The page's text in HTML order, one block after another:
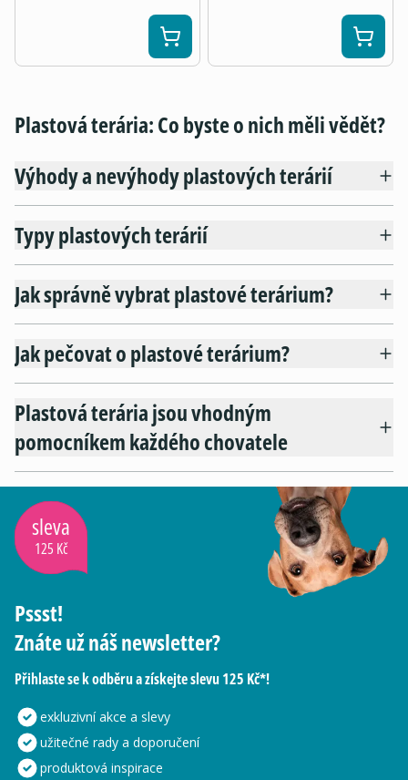
Plastová terária: Co byste o nich měli vědět?
Výhody a nevýhody plastových terárií
Typy plastových terárií
Jak správně vybrat plastové terárium?
Jak pečovat o plastové terárium?
Plastová terária jsou vhodným
pomocníkem každého chovatele
sleva
125 Kč
Pssst!
Znáte už náš newsletter?
Přihlaste se k odběru a získejte slevu 125 Kč*!
exkluzivní akce a slevy
užitečné rady a doporučení
produktová inspirace